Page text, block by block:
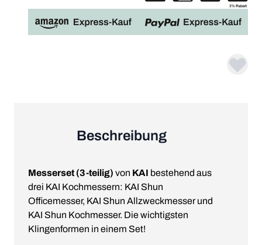
Beschreibung
Messerset (3-teilig) von KAI bestehend aus
drei KAI Kochmessern: KAI Shun
Officemesser, KAI Shun Allzweckmesser und
KAI Shun Kochmesser. Die wichtigsten
Klingenformen in einem Set!